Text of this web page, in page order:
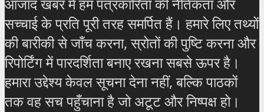
आजाद खबर में हम पत्रकारिता की नैतिकता और
सच्चाई के प्रति पूरी तरह समर्पित हैं। हमारे लिए तथ्यों
की बारीकी से जाँच करना, स्रोतों की पुष्टि करना और
रिपोर्टिंग में पारदर्शिता बनाए रखना सबसे ऊपर है।
हमारा उद्देश्य केवल सूचना देना नहीं, बल्कि पाठकों
तक वह सच पहुँचाना है जो अटूट और निष्पक्ष हो।